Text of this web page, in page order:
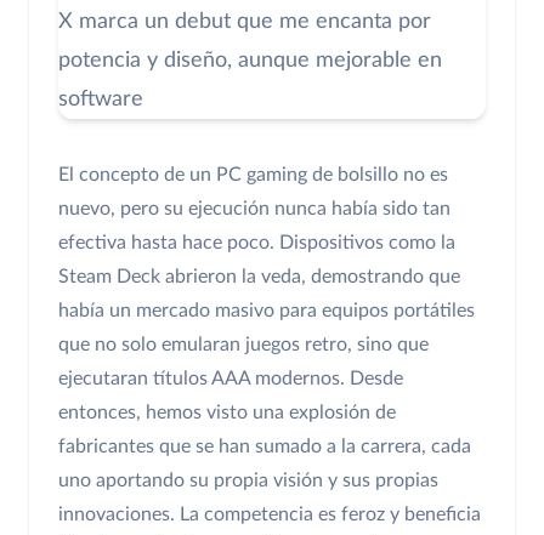
El concepto de un PC gaming de bolsillo no es
nuevo, pero su ejecución nunca había sido tan
efectiva hasta hace poco. Dispositivos como la
Steam Deck abrieron la veda, demostrando que
había un mercado masivo para equipos portátiles
que no solo emularan juegos retro, sino que
ejecutaran títulos AAA modernos. Desde
entonces, hemos visto una explosión de
fabricantes que se han sumado a la carrera, cada
uno aportando su propia visión y sus propias
innovaciones. La competencia es feroz y beneficia